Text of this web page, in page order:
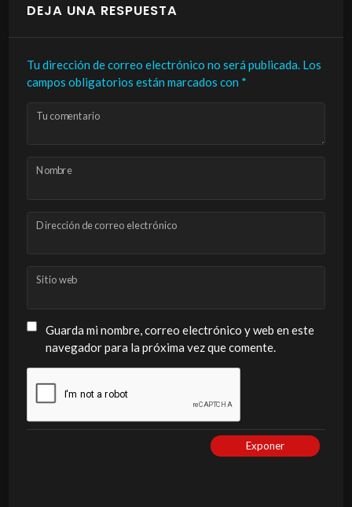
DEJA UNA RESPUESTA
Tu dirección de correo electrónico no será publicada. Los
campos obligatorios están marcados con *
Tu comentario
Nombre
Dirección de correo electrónico
Sitio web
Guarda mi nombre, correo electrónico y web en este
navegador para la próxima vez que comente.
Exponer